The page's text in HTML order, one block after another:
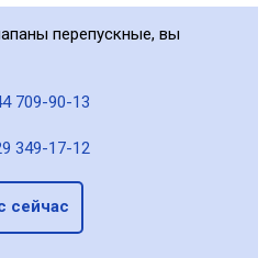
перепускные, вы
709-90-13
349-17-12
сейчас